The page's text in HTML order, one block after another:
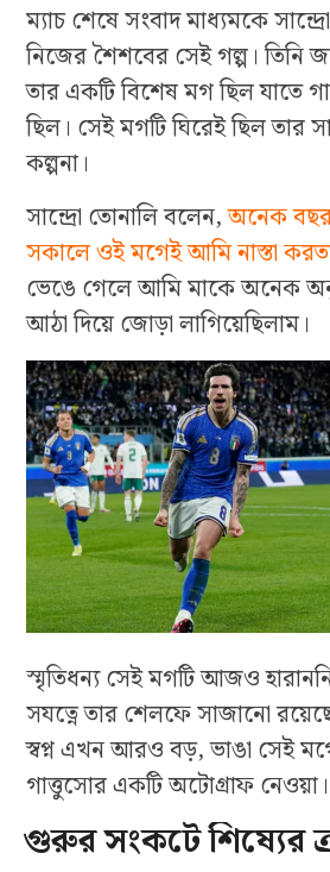
ম্যাচ শেষে সংবাদ মাধ্যমকে
নিজের শৈশবের সেই গল্প। তিনি
তার একটি বিশেষ মগ ছিল যাতে
ছিল। সেই মগটি ঘিরেই ছিল তার
কল্পনা।
সান্দ্রো তোনালি বলেন,অনেক বছর
সকালে ওই মগেই আমি নাস্তা
ভেঙে গেলে আমি মাকে অনেক
আঠা দিয়ে জোড়া লাগিয়েছিলাম।
স্মৃতিধন্য সেই মগটি আজও
সযত্নে তার শেলফে সাজানো
স্বপ্ন এখন আরও বড়, ভাঙা সেই
গাত্তুসোর একটি অটোগ্রাফ নেওয়া।
গুরুর সংকটে শিষ্যের